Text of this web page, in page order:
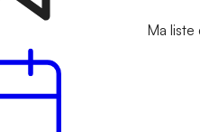
Ma liste